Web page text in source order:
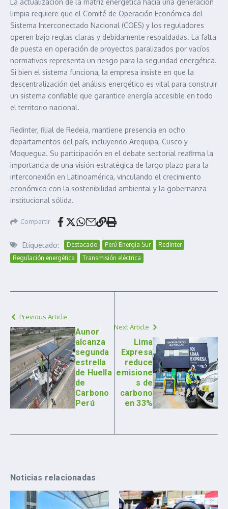
limpia requiere que el Comité de Operación Económica del
Sistema Interconectado Nacional (COES) y los reguladores
operen bajo reglas claras y debidamente respaldadas. La falta
de puesta en operación de proyectos paralizados por vacíos
normativos representa un riesgo para la seguridad energética.
Si bien el sistema funciona, la empresa insiste en que la
descentralización del análisis energético es vital para construir
un sistema confiable que garantice energía accesible en todo
el territorio nacional.
Redinter, filial de Redeia, mantiene presencia en ocho
departamentos del país, incluyendo Arequipa, Cusco y
Moquegua. Su participación en el debate sectorial reafirma la
importancia de una visión estratégica de largo plazo para la
interconexión en Latinoamérica, vinculando el crecimiento
económico con la sostenibilidad ambiental y la gobernanza
institucional sólida.
Compartir
Etiquetado: Destacado Perú Energía Sur
Redinter
Regulación energética
Transmisión eléctrica
Previous Article
Aunor
alcanza
segunda
estrella
de Huella
de
Carbono
Perú
Next Article
Lima
Expresa
reduce
emisione
s de
carbono
en 33%
Noticias relacionadas